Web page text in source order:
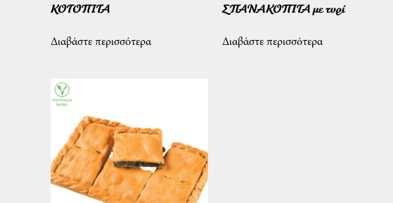
ΚΟΤΟΠΙΤΑ
Διαβάστε περισσότερα
ΣΠΑΝΑΚΟΠΙΤΑ με τυρί
Διαβάστε περισσότερα